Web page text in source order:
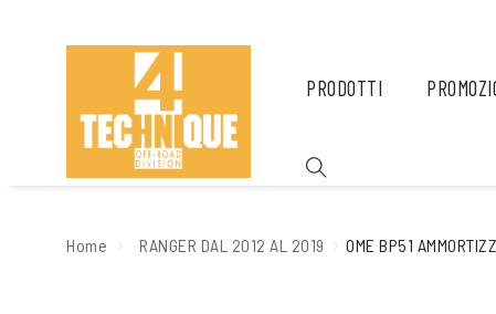
PRODOTTI
Home RANGER DAL 2012 AL 2019 OME BP51